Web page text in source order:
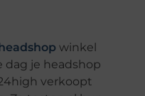
winkel
dag je headshop
verkoopt